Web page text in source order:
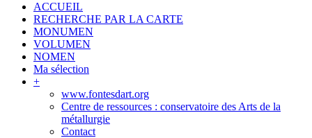
ACCUEIL
RECHERCHE PAR LA CARTE
MONUMEN
VOLUMEN
NOMEN
Ma sélection
+
www.fontesdart.org
Centre de ressources : conservatoire des Arts de la
métallurgie
Contact